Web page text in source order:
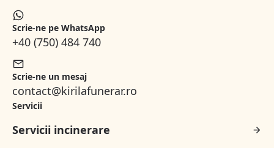
Scrie-ne pe WhatsApp
+40 (750) 484 740
Scrie-ne un mesaj
contact@kirilafunerar.ro
Servicii
Servicii incinerare